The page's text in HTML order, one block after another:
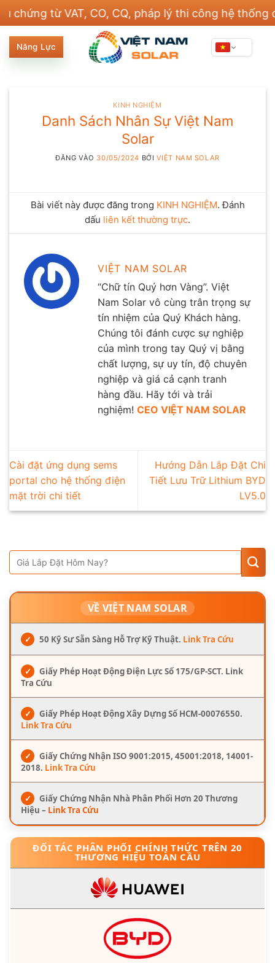
nội
dung
từ VAT, CO, CQ, pháp lý thi công hệ thống điện
Năng Lực
KINH NGHIỆM
Danh Sách Nhân Sự Việt Nam
Solar
ĐĂNG VÀO 30/05/2024 BỞI VIỆT NAM SOLAR
Bài viết này được đăng trong KINH NGHIỆM. Đánh
dấu liên kết thường trực.
VIỆT NAM SOLAR
“Chữ tín Quý hơn Vàng”. Việt
Nam Solar vô cùng trân trọng sự
tín nhiệm của Quý Khách hàng.
Chúng tôi đánh cược sự nghiệp
của mình trong tay Quý vị bằng
chất lượng, sự uy tín, độ chuyên
nghiệp và giá cả cạnh tranh
hàng đầu. Hãy tới và trải
nghiệm! CEO VIỆT NAM SOLAR
Cài đặt ứng dụng sems
portal cho hệ thống điện
mặt trời chi tiết
Hướng Dẫn Lắp Đặt Chi
Tiết Lưu Trữ Lithium BYD
LV5.0
VỀ VIỆT NAM SOLAR
✓ 50 Kỹ Sư Sẵn Sàng Hỗ Trợ Kỹ Thuật. Link Tra Cứu
✓
Giấy Phép Hoạt Động Điện Lực Số 175/GP-SCT. Link
Tra Cứu
✓
Giấy Phép Hoạt Động Xây Dựng Số HCM-00076550.
Link Tra Cứu
✓
Giấy Chứng Nhận ISO 9001:2015, 45001:2018, 14001-
2018. Link Tra Cứu
✓
Giấy Chứng Nhận Nhà Phân Phối Hơn 20 Thương
Hiệu – Link Tra Cứu
ĐỐI TÁC PHÂN PHỐI CHÍNH THỨC TRÊN 20
THƯƠNG HIỆU TOÀN CẦU